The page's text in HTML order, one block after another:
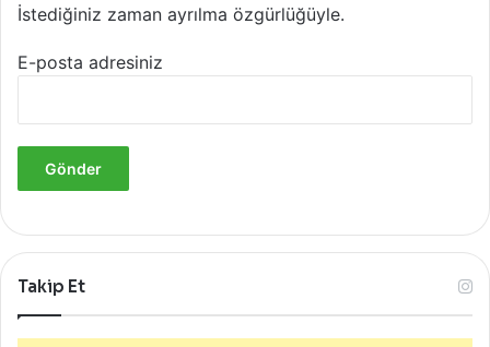
İstediğiniz zaman ayrılma özgürlüğüyle.
E-posta adresiniz
Takip Et